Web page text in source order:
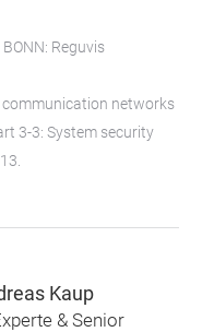
Reguvis
communication networks
3-3: System security
Kaup
& Senior